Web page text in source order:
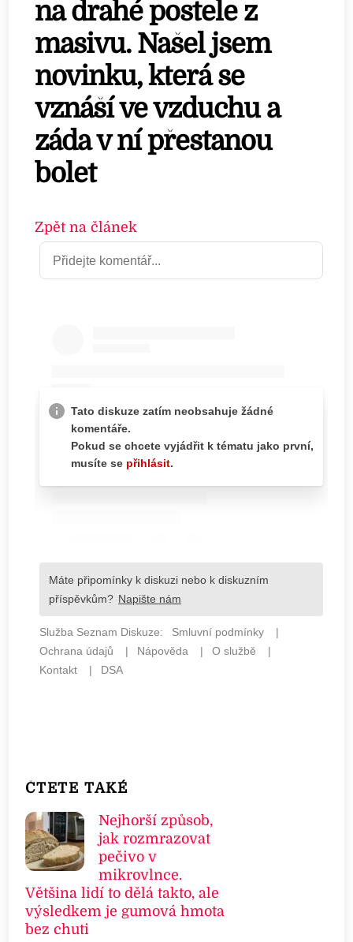
na drahé postele z
masivu. Našel jsem
novinku, která se
vznáší ve vzduchu a
záda v ní přestanou
bolet
Zpět na článek
ČTETE TAKÉ
Nejhorší způsob,
jak rozmrazovat
pečivo v
mikrovlnce.
Většina lidí to dělá takto, ale
výsledkem je gumová hmota
bez chuti